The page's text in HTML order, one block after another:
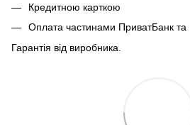
Кредитною карткою
Оплата частинами ПриватБанк
Гарантія від виробника.